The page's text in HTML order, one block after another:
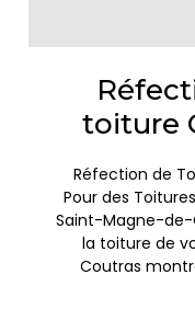
toiture
Réfection de
Pour des
Saint-Magne-de-
la toiture de
Coutras